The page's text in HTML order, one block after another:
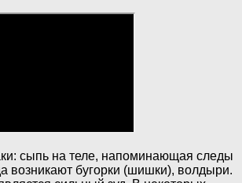
сыпь на теле, напоминающая следы
возникают бугорки (шишки), волдыри.